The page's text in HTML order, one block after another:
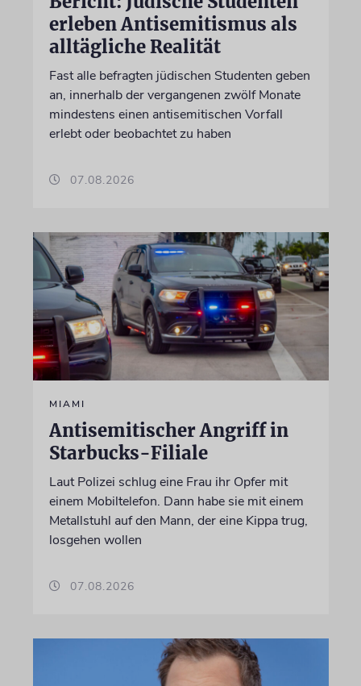
erleben Antisemitismus als
alltägliche Realität
Fast alle befragten jüdischen Studenten geben
an, innerhalb der vergangenen zwölf Monate
mindestens einen antisemitischen Vorfall
erlebt oder beobachtet zu haben
07.08.2026
MIAMI
Antisemitischer Angriff in
Starbucks-Filiale
Laut Polizei schlug eine Frau ihr Opfer mit
einem Mobiltelefon. Dann habe sie mit einem
Metallstuhl auf den Mann, der eine Kippa trug,
losgehen wollen
07.08.2026